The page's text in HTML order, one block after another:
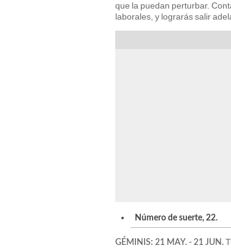
que la puedan perturbar.
laborales, y lograrás salir
Número de suerte, 22.
GÉMINIS: 21 MAY. - 21 JUN.